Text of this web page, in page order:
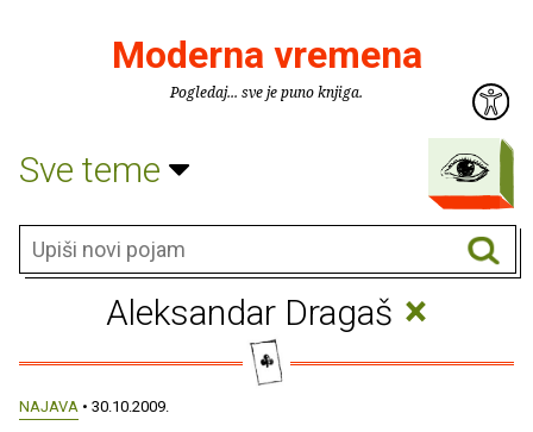
Moderna vremena
Pogledaj... sve je puno knjiga.
Sve teme
Aleksandar Dragaš ×
NAJAVA • 30.10.2009.